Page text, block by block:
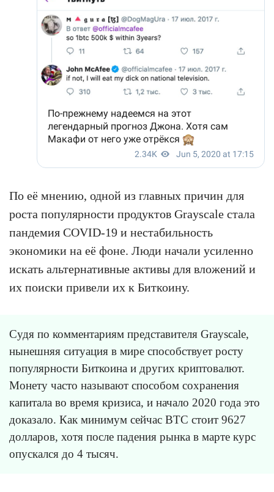
По её мнению, одной из главных причин для
роста популярности продуктов Grayscale стала
пандемия COVID-19 и нестабильность
экономики на её фоне. Люди начали усиленно
искать альтернативные активы для вложений и
их поиски привели их к Биткоину.
Судя по комментариям представителя Grayscale,
нынешняя ситуация в мире способствует росту
популярности Биткоина и других криптовалют.
Монету часто называют способом сохранения
капитала во время кризиса, и начало 2020 года это
доказало. Как минимум сейчас BTC стоит 9627
долларов, хотя после падения рынка в марте курс
опускался до 4 тысяч.